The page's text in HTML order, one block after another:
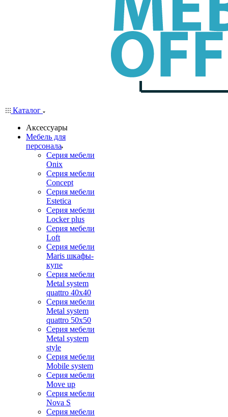
Каталог
Аксессуары
Мебель для
персонала
Серия мебели
Onix
Серия мебели
Concept
Серия мебели
Estetica
Серия мебели
Locker plus
Серия мебели
Loft
Серия мебели
Maris шкафы-
купе
Серия мебели
Metal system
quattro 40x40
Серия мебели
Metal system
quattro 50x50
Серия мебели
Metal system
style
Серия мебели
Mobile system
Серия мебели
Move up
Серия мебели
Nova S
Серия мебели